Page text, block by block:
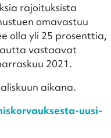
rajoituksista
omavastuu
olla yli 25 prosenttia,
vastaavat
2021.
aikana.
uusi-